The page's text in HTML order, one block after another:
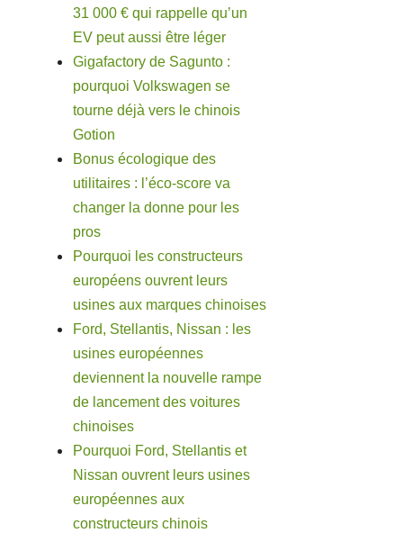
31 000 € qui rappelle qu’un
EV peut aussi être léger
Gigafactory de Sagunto :
pourquoi Volkswagen se
tourne déjà vers le chinois
Gotion
Bonus écologique des
utilitaires : l’éco-score va
changer la donne pour les
pros
Pourquoi les constructeurs
européens ouvrent leurs
usines aux marques chinoises
Ford, Stellantis, Nissan : les
usines européennes
deviennent la nouvelle rampe
de lancement des voitures
chinoises
Pourquoi Ford, Stellantis et
Nissan ouvrent leurs usines
européennes aux
constructeurs chinois